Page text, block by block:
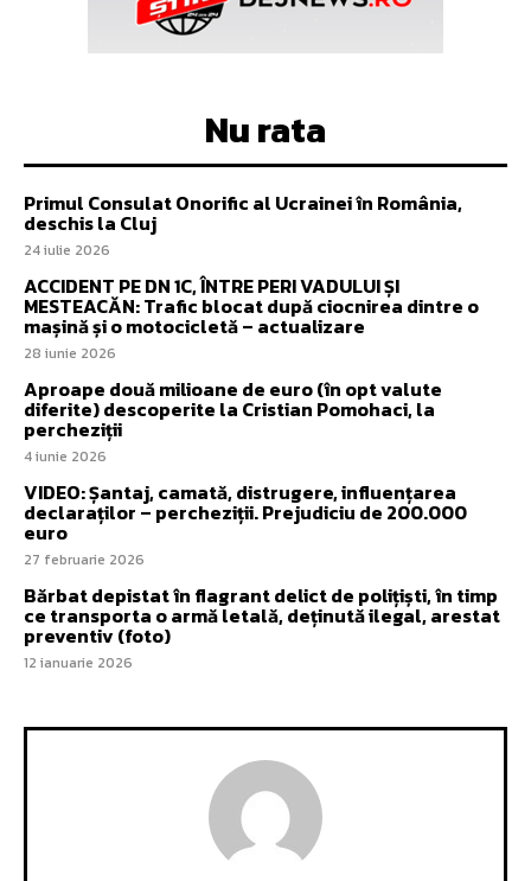
Nu rata
Primul Consulat Onorific al Ucrainei în România,
deschis la Cluj
24 iulie 2026
ACCIDENT PE DN 1C, ÎNTRE PERI VADULUI ȘI
MESTEACĂN: Trafic blocat după ciocnirea dintre o
mașină și o motocicletă – actualizare
28 iunie 2026
Aproape două milioane de euro (în opt valute
diferite) descoperite la Cristian Pomohaci, la
percheziții
4 iunie 2026
VIDEO: Șantaj, camată, distrugere, influențarea
declaraților – percheziții. Prejudiciu de 200.000
euro
27 februarie 2026
Bărbat depistat în flagrant delict de polițiști, în timp
ce transporta o armă letală, deținută ilegal, arestat
preventiv (foto)
12 ianuarie 2026